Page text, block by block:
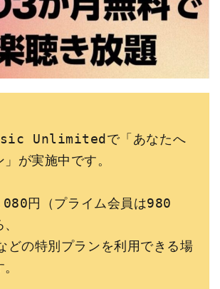
Unlimitedで「あなたへ
が実施中です。
円（プライム会員は980
どの特別プランを利用できる場